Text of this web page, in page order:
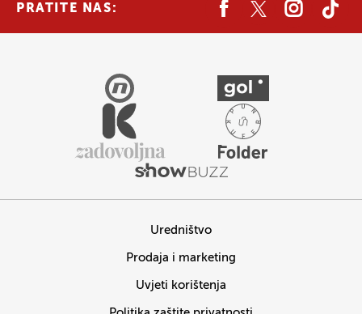
PRATITE NAS:
Uredništvo
Prodaja i marketing
Uvjeti korištenja